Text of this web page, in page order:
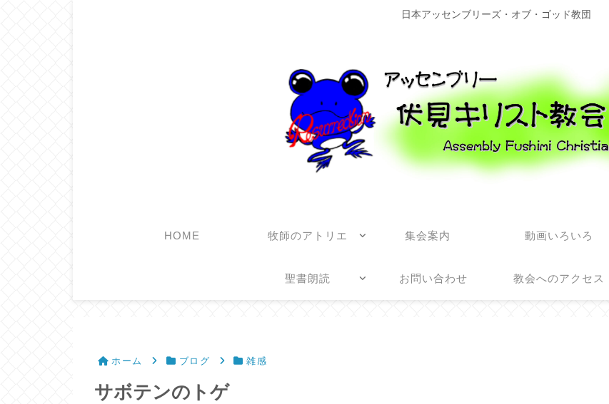
日本アッセンブリーズ・オブ・ゴッド教団
HOME 牧師のアトリエ 集会案内 動画いろいろ
聖書朗読 お問い合わせ 教会へのアクセス
ホーム ブログ 雑感
サボテンのトゲ